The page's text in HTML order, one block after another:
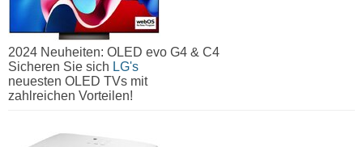
2024 Neuheiten: OLED evo G4 & C4
Sicheren Sie sich LG's
neuesten OLED TVs mit
zahlreichen Vorteilen!